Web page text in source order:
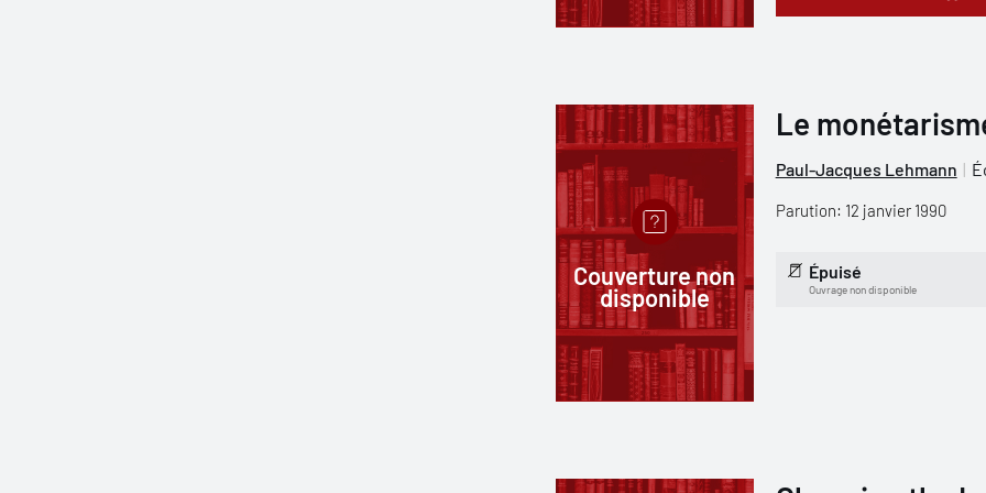
Couverture non
disponible
Le
Paul-Jacques Lehmann
Parution: 12 janvier 1990
Épuisé
Ouvrage non disponible